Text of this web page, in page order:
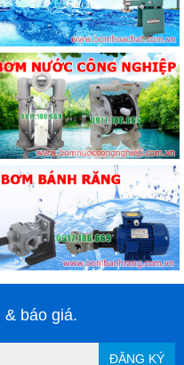
báo giá.
ĐĂNG KÝ